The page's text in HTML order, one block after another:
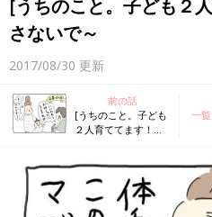
[うちのこと。子ども２
さないで～
2017/08/30 更新
前の話
[うちのこと。子ども
２人育ててます！＃
一覧